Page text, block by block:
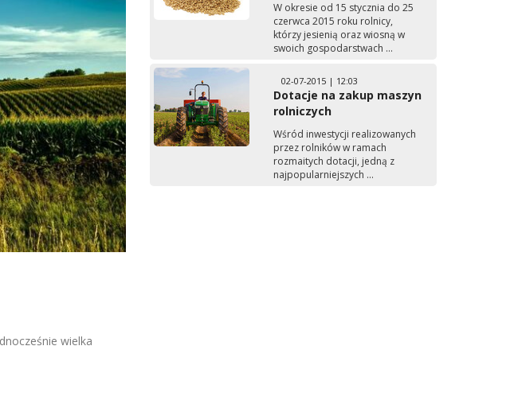
wielka
W okresie od 15 stycznia do 25
czerwca 2015 roku rolnicy,
którzy jesienią oraz wiosną w
swoich gospodarstwach ...
02-07-2015 | 12:03
Dotacje na zakup maszyn
rolniczych
Wśród inwestycji realizowanych
przez rolników w ramach
rozmaitych dotacji, jedną z
najpopularniejszych ...